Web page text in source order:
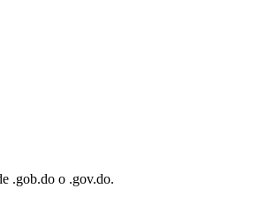
.gob.do o .gov.do.